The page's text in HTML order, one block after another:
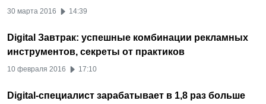
30 марта 2016 14:39
Digital Завтрак: успешные комбинации рекламных
инструментов, секреты от практиков
10 февраля 2016 17:10
Digital-специалист зарабатывает в 1,8 раз больше